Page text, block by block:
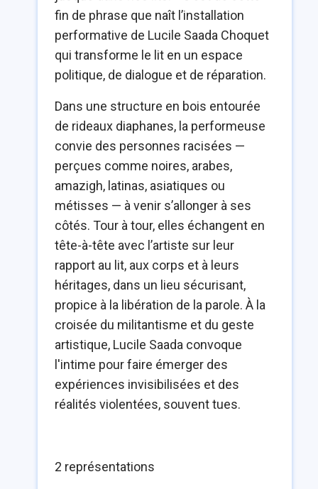
fin de phrase que naît l’installation
performative de Lucile Saada Choquet
qui transforme le lit en un espace
politique, de dialogue et de réparation.
Dans une structure en bois entourée
de rideaux diaphanes, la performeuse
convie des personnes racisées —
perçues comme noires, arabes,
amazigh, latinas, asiatiques ou
métisses — à venir s’allonger à ses
côtés. Tour à tour, elles échangent en
tête-à-tête avec l’artiste sur leur
rapport au lit, aux corps et à leurs
héritages, dans un lieu sécurisant,
propice à la libération de la parole. À la
croisée du militantisme et du geste
artistique, Lucile Saada convoque
l'intime pour faire émerger des
expériences invisibilisées et des
réalités violentées, souvent tues.
2 représentations